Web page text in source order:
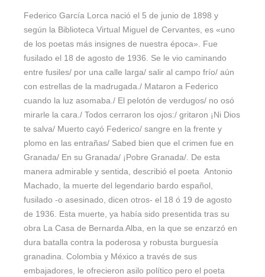
Federico García Lorca nació el 5 de junio de 1898 y
según la Biblioteca Virtual Miguel de Cervantes, es «uno
de los poetas más insignes de nuestra época». Fue
fusilado el 18 de agosto de 1936. Se le vio caminando
entre fusiles/ por una calle larga/ salir al campo frío/ aún
con estrellas de la madrugada./ Mataron a Federico
cuando la luz asomaba./ El pelotón de verdugos/ no osó
mirarle la cara./ Todos cerraron los ojos:/ gritaron ¡Ni Dios
te salva/ Muerto cayó Federico/ sangre en la frente y
plomo en las entrañas/ Sabed bien que el crimen fue en
Granada/ En su Granada/ ¡Pobre Granada/. De esta
manera admirable y sentida, describió el poeta Antonio
Machado, la muerte del legendario bardo español,
fusilado -o asesinado, dicen otros- el 18 ó 19 de agosto
de 1936. Esta muerte, ya había sido presentida tras su
obra La Casa de Bernarda Alba, en la que se enzarzó en
dura batalla contra la poderosa y robusta burguesía
granadina. Colombia y México a través de sus
embajadores, le ofrecieron asilo político pero el poeta